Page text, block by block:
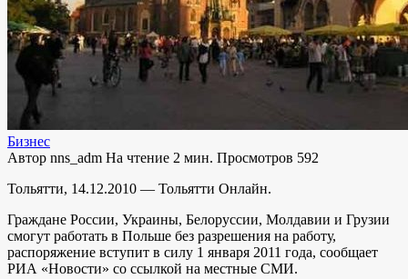
Бизнес
Автор nns_adm На чтение 2 мин. Просмотров 592
Тольятти, 14.12.2010 — Тольятти Онлайн.
Граждане России, Украины, Белоруссии, Молдавии и Грузии
смогут работать в Польше без разрешения на работу,
распоряжение вступит в силу 1 января 2011 года, сообщает
РИА «Новости» со ссылкой на местные СМИ.